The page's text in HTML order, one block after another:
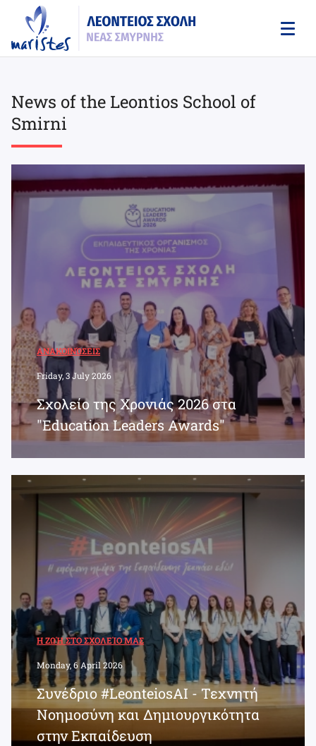
content
News of the Leontios School of
Smirni
ΑΝΑΚΟΙΝΏΣΕΙΣ
Friday, 3 July 2026
Σχολείο της Χρονιάς 2026 στα
"Education Leaders Awards"
Η ΖΩΉ ΣΤΟ ΣΧΟΛΕΊΟ ΜΑΣ
Monday, 6 April 2026
Συνέδριο #LeonteiosAI - Τεχνητή
Νοημοσύνη και Δημιουργικότητα
στην Εκπαίδευση